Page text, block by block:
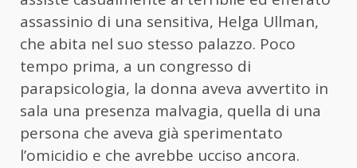
assassinio di una sensitiva, Helga Ullman,
che abita nel suo stesso palazzo. Poco
tempo prima, a un congresso di
parapsicologia, la donna aveva avvertito in
sala una presenza malvagia, quella di una
persona che aveva già sperimentato
l’omicidio e che avrebbe ucciso ancora.